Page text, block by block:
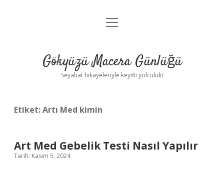
Anasayfa
Yasal Uyarı
menüyü
Gökyüzü Macera Günlüğü
Seyahat hikayeleriyle keyifli yolculuk!
Etiket:Artı Med kimin
Art Med Gebelik Testi Nasıl Yapılır
Tarih: Kasım 5, 2024